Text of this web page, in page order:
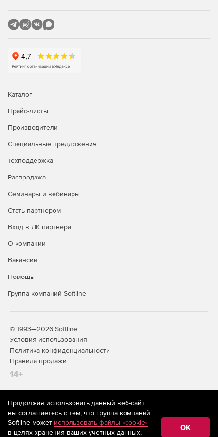
абонентом, имеющим аккаунт в оригинальном
приложении, с любого устройства через web-браузер.
проведения онлайн-конференций, предлагает
повышенную безопасность и инструменты контроля для
сотрудников IT-департамента компаний. Все
сотрудников.
Skype для бизнеса совместим с большинством
может совершать и получать звонки на стационарные
телефоны и присоединяться к встречам с
Каталог
Прайс-листы
Производители
Специальные предложения
Техподдержка
Распродажа
Семинары и вебинары
Стать партнером
Вход в ЛК партнера
О компании
Вакансии
Помощь
Группа компаний Softline
© 1993—2026 Softline
Условия использования
Политика конфиденциальности
Правила продажи
14+
На информационном ресурсе store.softline.ru применяются
рекомендательные технологии(информационные технологии
предоставления информации на основе сбора,
систематизации и анализа сведений, относящихся к
Продолжая использовать данный веб-сайт,
вы соглашаетесь с тем, что группа компаний
Softline может использовать файлы «cookie»
в целях хранения ваших учетных данных,
OK